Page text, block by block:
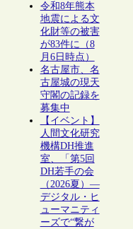
令和8年熊本
地震による文
化財等の被害
が83件に（8
月6日時点）
名古屋市、名
古屋城の現天
守閣の記録を
募集中
【イベント】
人間文化研究
機構DH推進
室、「第5回
DH若手の会
（2026夏）―
デジタル・ヒ
ューマニティ
ーズで“繋が